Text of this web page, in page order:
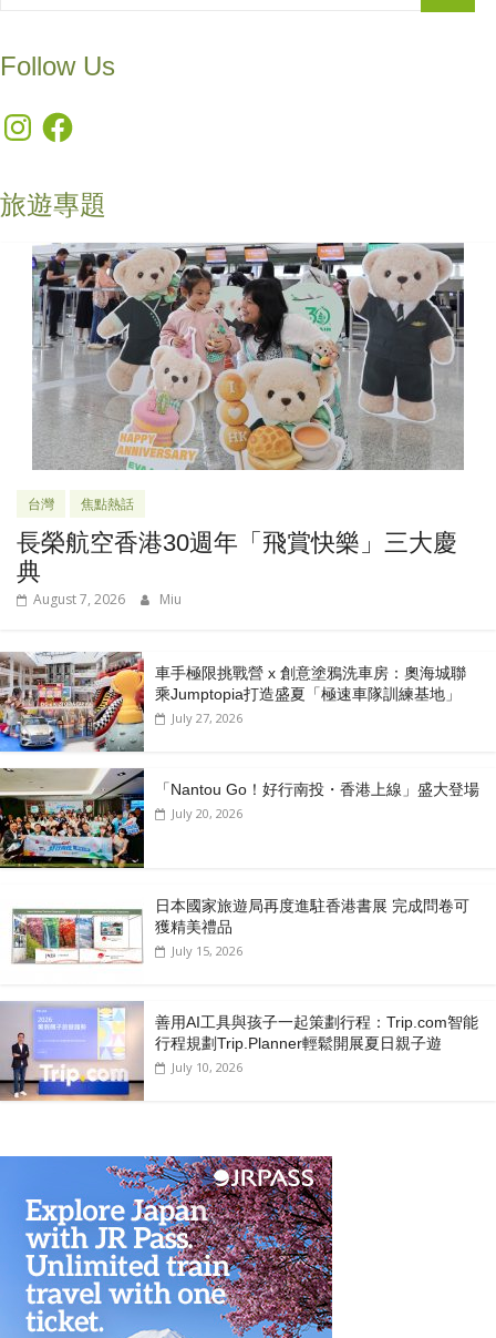
Follow Us
InstagramFacebook
旅遊專題
台灣 焦點熱話
長榮航空香港30週年「飛賞快樂」三大慶
典
August 7, 2026 Miu
車手極限挑戰營 x 創意塗鴉洗車房：奧海城聯
乘Jumptopia打造盛夏「極速車隊訓練基地」
July 27, 2026
「Nantou Go！好行南投・香港上線」盛大登場
July 20, 2026
日本國家旅遊局再度進駐香港書展 完成問卷可
獲精美禮品
July 15, 2026
善用AI工具與孩子一起策劃行程：Trip.com智能
行程規劃Trip.Planner輕鬆開展夏日親子遊
July 10, 2026